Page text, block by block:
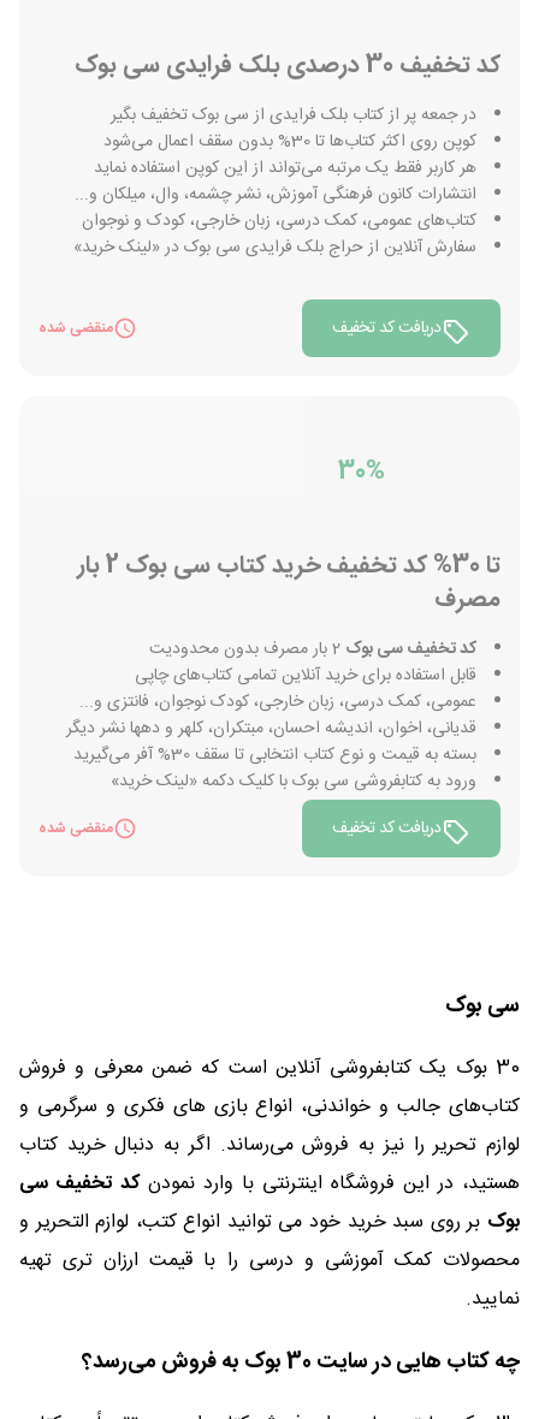
کد تخفیف 30 درصدی بلک فرایدی سی بوک
در جمعه پر از کتاب بلک فرایدی از سی بوک تخفیف بگیر
کوپن روی اکثر کتاب‌ها تا 30% بدون سقف اعمال می‌شود
هر کاربر فقط یک مرتبه ‌می‌تواند از این کوپن استفاده نماید
انتشارات کانون فرهنگی آموزش، نشر چشمه، وال، میلکان و...
کتاب‌های عمومی، کمک درسی، زبان خارجی، کودک و نوجوان
سفارش آنلاین از حراج بلک فرایدی سی بوک در «لینک خرید»
دریافت کد تخفیف منقضی شده
30%
تا 30% کد تخفیف خرید کتاب سی بوک 2 بار
مصرف
کد تخفیف سی بوک
قابل استفاده برای خرید آنلاین تمامی کتاب‌های چاپی
عمومی، کمک درسی، زبان خارجی، کودک نوجوان، فانتزی و...
قدیانی، اخوان، اندیشه احسان، مبتکران، کلهر و دهها نشر دیگر
بسته به قیمت و نوع کتاب انتخابی تا سقف 30% آفر می‌گیرید
ورود به کتابفروشی سی بوک با کلیک دکمه «لینک خرید»
دریافت کد تخفیف
منقضی شده
سی بوک
30 بوک یک کتابفروشی آنلاین است که ضمن معرفی و فروش
کتاب‌های جالب و خواندنی، انواع بازی های فکری و سرگرمی و
لوازم تحریر را نیز به فروش می‌رساند. اگر به دنبال خرید کتاب
هستید، در این فروشگاه اینترنتی با وارد نمودنکد تخفیف سی
بوک بر روی سبد خرید خود می توانید انواع کتب، لوازم التحریر و
محصولات کمک آموزشی و درسی را با قیمت ارزان تری تهیه
نمایید.
چه کتاب هایی در سایت 30 بوک به فروش می‌رسد؟